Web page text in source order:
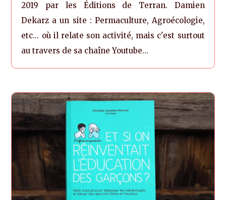
2019 par les Éditions de Terran. Damien
Dekarz a un site : Permaculture, Agroécologie,
etc... où il relate son activité, mais c'est surtout
au travers de sa chaîne Youtube...